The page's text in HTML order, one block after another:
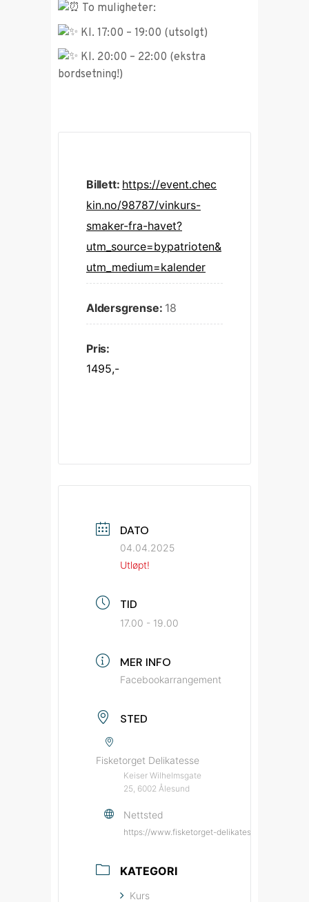
To muligheter:
Kl. 17:00 – 19:00 (utsolgt)
Kl. 20:00 – 22:00 (ekstra
bordsetning!)
Billett: https://event.chec
kin.no/98787/vinkurs-
smaker-fra-havet?
utm_source=bypatrioten&
utm_medium=kalender
Aldersgrense: 18
Pris:
1495,-
DATO
04.04.2025
Utløpt!
TID
17.00 - 19.00
MER INFO
Facebookarrangement
STED
Fisketorget Delikatesse
Keiser Wilhelmsgate
25, 6002 Ålesund
Nettsted
https://www.fisketorget-delikatesse.no/
KATEGORI
Kurs